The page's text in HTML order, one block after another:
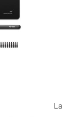
La